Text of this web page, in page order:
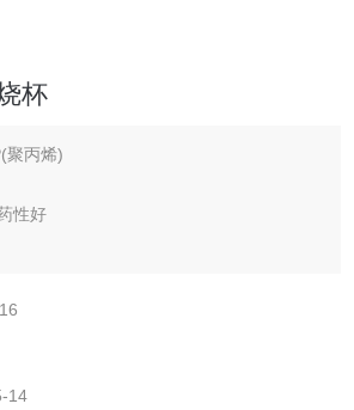
杯
聚丙烯)
性好
14